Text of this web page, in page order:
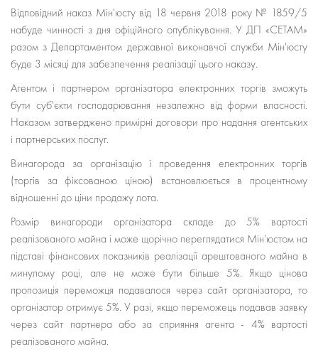
Відповідний наказ Мін'юсту від 18 червня 2018 року № 1859/5
набуде чинності з дня офіційного опублікування. У ДП «СЕТАМ»
разом з Департаментом державної виконавчої служби Мін'юсту
буде 3 місяці для забезпечення реалізації цього наказу.
Агентом і партнером організатора електронних торгів зможуть
бути суб'єкти господарювання незалежно від форми власності.
Наказом затверджено примірні договори про надання агентських
і партнерських послуг.
Винагорода за організацію і проведення електронних торгів
(торгів за фіксованою ціною) встановлюється в процентному
відношенні до ціни продажу лота.
Розмір винагороди організатора складе до 5% вартості
реалізованого майна і може щорічно переглядатися Мін'юстом на
підставі фінансових показників реалізації арештованого майна в
минулому році, але не може бути більше 5%. Якщо цінова
пропозиція переможця подавалося через сайт організатора, то
організатор отримує 5%. У разі, якщо переможець подавав заявку
через сайт партнера або за сприяння агента - 4% вартості
реалізованого майна.